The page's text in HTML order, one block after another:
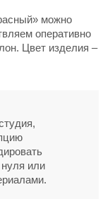
можно
оперативно
Цвет изделия –
или